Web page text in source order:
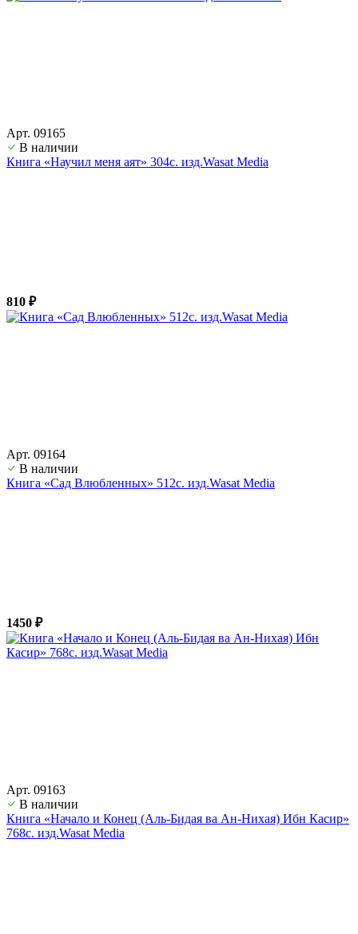
Арт. 09165
В наличии
Книга «Научил меня аят» 304с. изд.Wasat Media
810 ₽
Арт. 09164
В наличии
Книга «Сад Влюбленных» 512с. изд.Wasat Media
1450 ₽
Арт. 09163
В наличии
Книга «Начало и Конец (Аль-Бидая ва Ан-Нихая) Ибн Касир»
768с. изд.Wasat Media